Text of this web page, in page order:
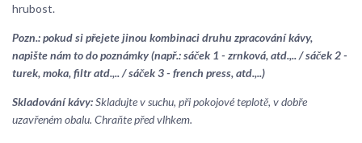
hrubost.
Pozn.: pokud si přejete jinou kombinaci druhu zpracování kávy,
napište nám to do poznámky (např.: sáček 1 - zrnková, atd.,.. / sáček 2 -
turek, moka, filtr atd.,.. / sáček 3 - french press, atd.,..)
Skladování kávy:Skladujte v suchu, při pokojové teplotě, v dobře
uzavřeném obalu. Chraňte před vlhkem.